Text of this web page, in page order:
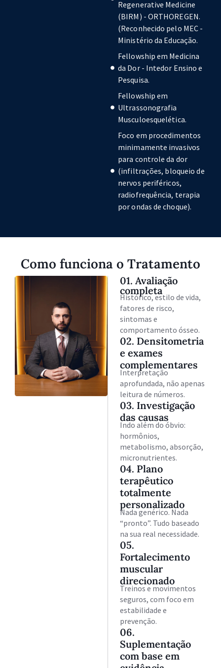
Regenerative Medicine
(BIRM) - ORTHOREGEN.
(Reconhecido pelo MEC -
Ministério da Educação.
Fellowship em Medicina
da Dor - Intedor Ensino e
Pesquisa.
Fellowship em
Ultrassonografia
Musculoesquelética.
Foco em procedimentos
minimamente invasivos
para controle da dor
(infiltrações, bloqueio de
nervos periféricos,
radiofrequência, terapia
por ondas de choque).
Como funciona o Tratamento
01. Avaliação
completa
Histórico, estilo de vida,
fatores de risco,
sintomas e
comportamento ósseo.
02. Densitometria
e exames
complementares
Interpretação
aprofundada, não apenas
leitura de números.
03. Investigação
das causas
Indo além do óbvio:
hormônios,
metabolismo, absorção,
micronutrientes.
04. Plano
terapêutico
totalmente
personalizado
Nada genérico. Nada
“pronto”. Tudo baseado
na sua real necessidade.
05.
Fortalecimento
muscular
direcionado
Treinos e movimentos
seguros, com foco em
estabilidade e
prevenção.
06.
Suplementação
com base em